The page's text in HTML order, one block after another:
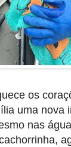
os
uma nova
nas